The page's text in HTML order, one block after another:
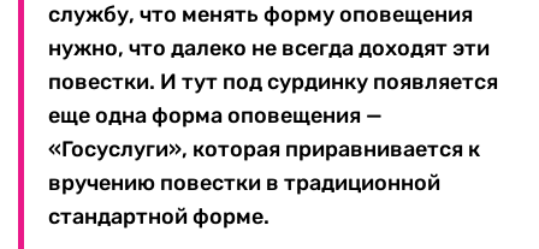
службу, что менять форму оповещения
нужно, что далеко не всегда доходят эти
повестки. И тут под сурдинку появляется
еще одна форма оповещения —
«Госуслуги», которая приравнивается к
вручению повестки в традиционной
стандартной форме.